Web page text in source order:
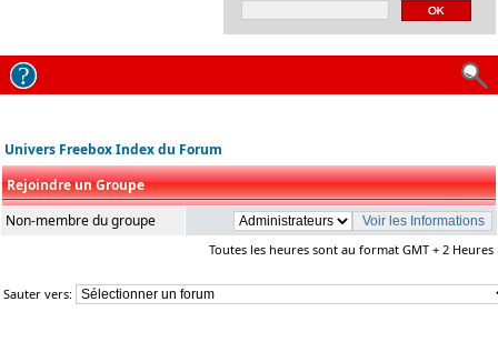
Univers Freebox Index du Forum
Rejoindre un Groupe
Non-membre du groupe
Toutes les heures sont au format GMT + 2 Heures
Sauter vers: